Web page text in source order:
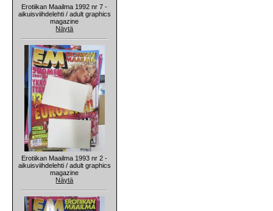
Erotiikan Maailma 1992 nr 7 -
aikuisviihdelehti / adult graphics
magazine
Näytä
Erotiikan Maailma 1993 nr 2 -
aikuisviihdelehti / adult graphics
magazine
Näytä